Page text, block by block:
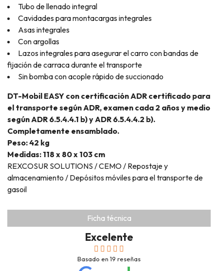
Ficha técnica
Tubo de llenado integral
Cavidades para montacargas integrales
Asas integrales
Con argollas
Lazos integrales para asegurar el carro con bandas de
fijación de carraca durante el transporte
Sin bomba con acople rápido de succionado
DT-Mobil EASY con certificación ADR certificado para
el transporte según ADR, examen cada 2 años y medio
según ADR 6.5.4.4.1 b) y ADR 6.5.4.4.2 b).
Completamente ensamblado.
Peso: 42 kg
Medidas: 118 x 80 x 103 cm
REXCOSUR SOLUTIONS / CEMO / Repostaje y
almacenamiento / Depósitos móviles para el transporte de
gasoil
Excelente
Basado en 19 reseñas